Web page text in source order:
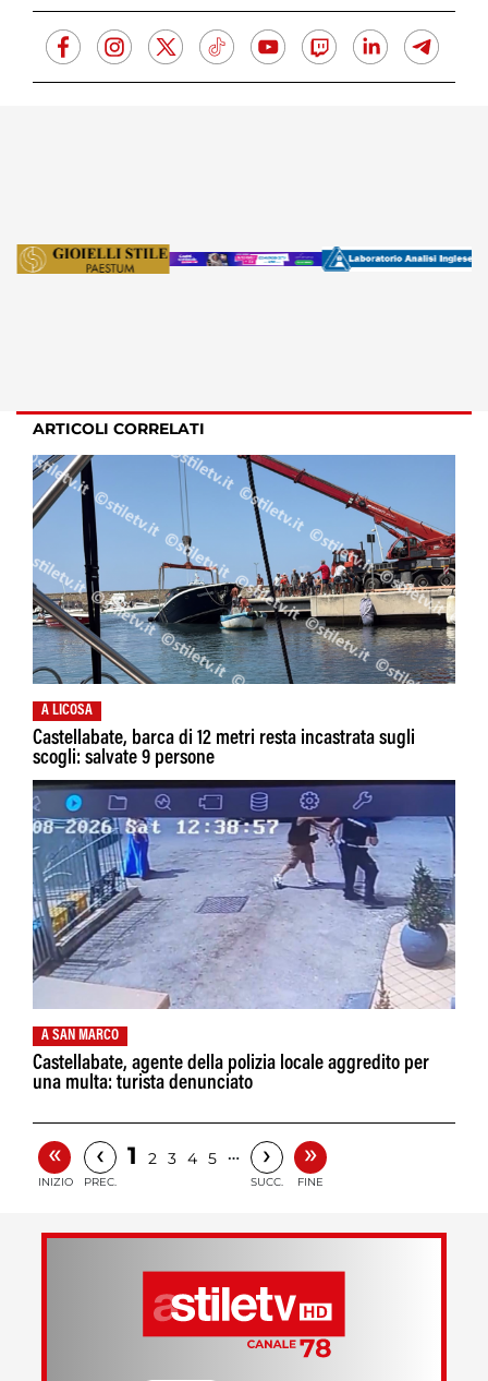
ARTICOLI CORRELATI
A LICOSA
Castellabate, barca di 12 metri resta incastrata sugli
scogli: salvate 9 persone
A SAN MARCO
Castellabate, agente della polizia locale aggredito per
una multa: turista denunciato
«
INIZIO
‹
PREC.
1 2 3 4 5 … ›
SUCC.
»
FINE